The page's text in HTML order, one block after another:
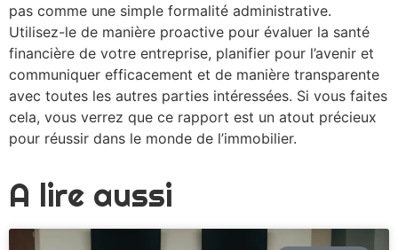
pas comme une simple formalité administrative.
Utilisez-le de manière proactive pour évaluer la santé
financière de votre entreprise, planifier pour l’avenir et
communiquer efficacement et de manière transparente
avec toutes les autres parties intéressées. Si vous faites
cela, vous verrez que ce rapport est un atout précieux
pour réussir dans le monde de l’immobilier.
A lire aussi